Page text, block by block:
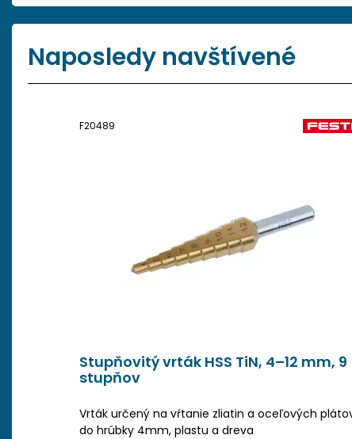
Naposledy navštívené
F20489
Stupňovitý vrták HSS TiN, 4–12 mm, 9
stupňov
Vrták určený na vŕtanie zliatin a oceľových
do hrúbky 4mm, plastu a dreva